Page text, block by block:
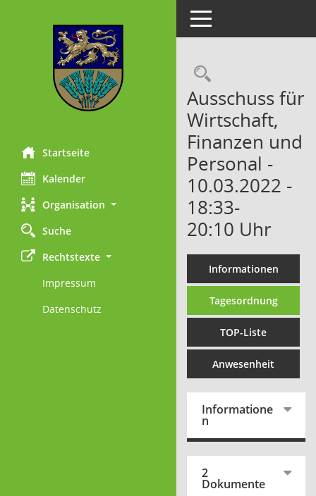
Startseite
Kalender
Organisation
Suche
Rechtstexte
Impressum
Datenschutz
Toggle navigation
Ausschuss für
Wirtschaft,
Finanzen und
Personal -
10.03.2022 -
18:33-
20:10 Uhr
Informationen
Tagesordnung
TOP-Liste
Anwesenheit
Informatione
n
2
Dokumente